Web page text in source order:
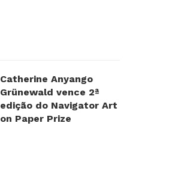
Catherine Anyango
Grünewald vence 2ª
edição do Navigator Art
on Paper Prize